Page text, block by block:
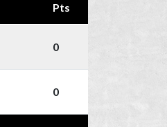
Pts
0
0